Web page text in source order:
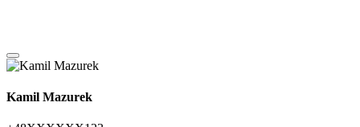
Kamil Mazurek